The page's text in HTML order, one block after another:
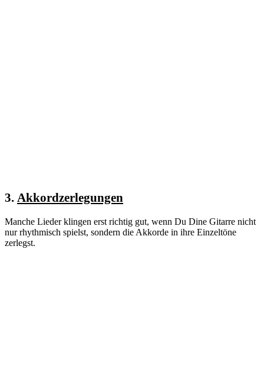
3. Akkordzerlegungen
Manche Lieder klingen erst richtig gut, wenn Du Dine Gitarre nicht
nur rhythmisch spielst, sondern die Akkorde in ihre Einzeltöne
zerlegst.